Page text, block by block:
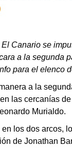
El Canario se
a la segunda
para el elenco
a la
las cercanías
Murialdo.
los dos arcos,
de Jonathan